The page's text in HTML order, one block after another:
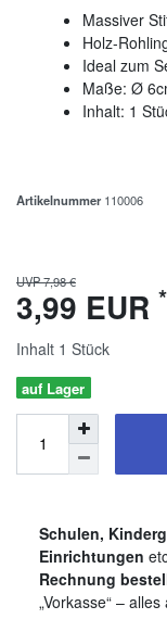
Massiver
Holz-
Ideal zum
Maße: Ø
Inhalt: 1
Artikelnummer 110006
UVP 7,98 €
3,99 EUR *
Inhalt 1 Stück
auf Lager
Schulen,
Einrichtungen
Rechnung
„Vorkasse“ –